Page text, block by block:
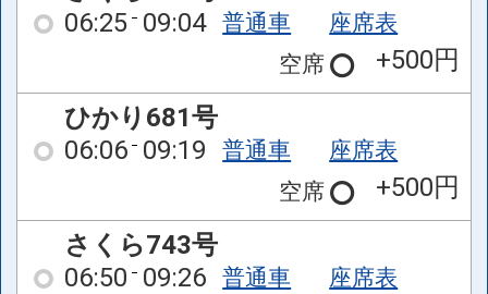
06:25 09:04 普通車
座席表
空席
+500円
ひかり681号
06:06 09:19 普通車
座席表
空席
+500円
さくら743号
06:50 09:26 普通車
座席表